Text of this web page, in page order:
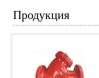
Продукция